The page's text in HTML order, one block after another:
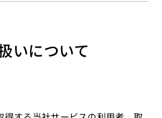
いについて